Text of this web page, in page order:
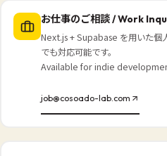
お仕事のご相談 / Work
Next.js + Supabase を用いた個
でも対応可能です。
Available for indie
job@cosoado-lab.com